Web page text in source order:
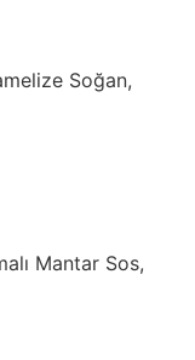
Soğan,
Mantar Sos,